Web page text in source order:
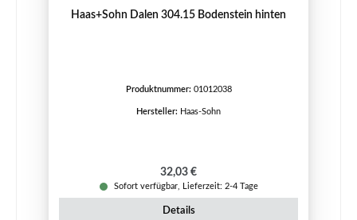
Haas+Sohn Dalen 304.15 Bodenstein hinten
Produktnummer: 01012038
Hersteller: Haas-Sohn
Regulärer Preis:
32,03 €
Sofort verfügbar, Lieferzeit: 2-4 Tage
Details